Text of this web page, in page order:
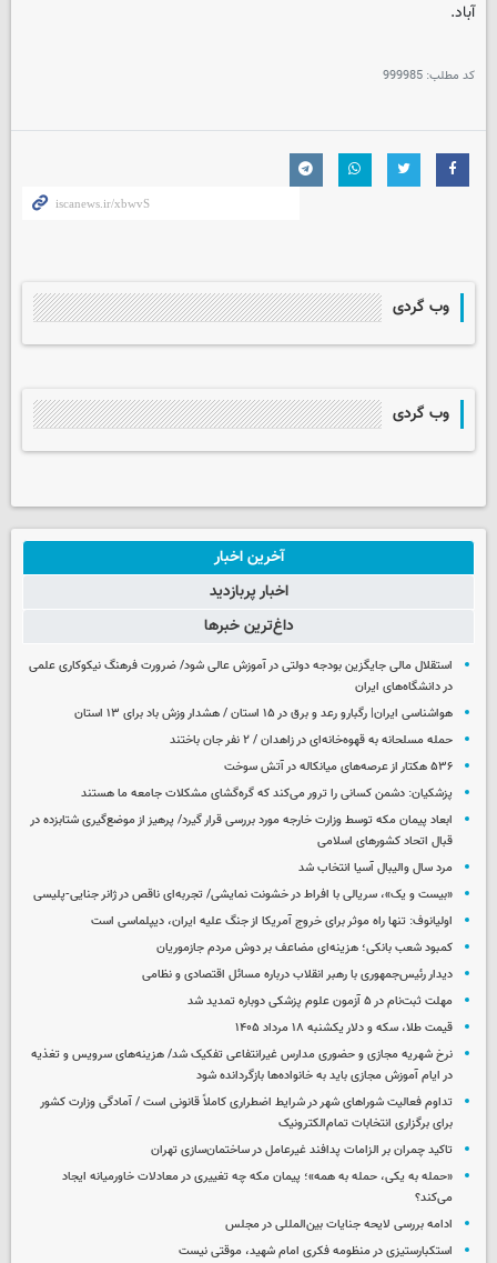
آباد.
کد مطلب: 999985
وب گردی
وب گردی
آخرین اخبار
اخبار پربازدید
داغ‌ترین خبرها
استقلال مالی جایگزین بودجه دولتی در آموزش عالی شود/ ضرورت فرهنگ نیکوکاری علمی
در دانشگاه‌های ایران
هواشناسی ایران| رگبارو رعد و برق در ۱۵ استان / هشدار وزش باد برای ۱۳ استان‌
حمله مسلحانه به قهوه‌خانه‌ای در زاهدان / ۲ نفر جان باختند
۵۳۶ هکتار از عرصه‌های میانکاله در آتش سوخت
پزشکیان: دشمن کسانی را ترور می‌کند که گره‌گشای مشکلات جامعه ما هستند
ابعاد پیمان مکه توسط وزارت خارجه مورد بررسی قرار گیرد/ پرهیز از موضع‌گیری شتابزده در
قبال اتحاد کشورهای اسلامی
مرد سال والیبال آسیا انتخاب شد
«بیست و یک»، سریالی با افراط در خشونت نمایشی/ تجربه‌ای ناقص در ژانر جنایی-پلیسی
اولیانوف: تنها راه موثر برای خروج آمریکا از جنگ علیه ایران، دیپلماسی است
کمبود شعب بانکی؛ هزینه‌ای مضاعف بر دوش مردم جازموریان
دیدار رئیس‌جمهوری با رهبر انقلاب درباره مسائل اقتصادی و نظامی
مهلت ثبت‌نام در ۵ آزمون علوم پزشکی دوباره تمدید شد
قیمت طلا، سکه و دلار یکشنبه ۱۸ مرداد ۱۴۰۵
نرخ شهریه مجازی و حضوری مدارس غیرانتفاعی تفکیک شد/ هزینه‌های سرویس و تغذیه
در ایام آموزش مجازی باید به خانواده‌ها بازگردانده شود
تداوم فعالیت شوراهای شهر در شرایط اضطراری کاملاً قانونی است / آمادگی وزارت کشور
برای برگزاری انتخابات تمام‌الکترونیک
تاکید چمران بر الزامات پدافند غیرعامل در ساختمان‌سازی تهران
«حمله به یکی، حمله به همه»؛ پیمان مکه چه تغییری در معادلات خاورمیانه ایجاد
می‌کند؟
ادامه بررسی لایحه جنایات بین‌المللی در مجلس
استکبارستیزی در منظومه فکری امام شهید، موقتی نیست